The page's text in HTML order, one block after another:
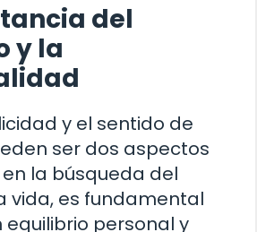
del
y la
y el sentido de
ser dos aspectos
la búsqueda del
vida, es fundamental
personal y